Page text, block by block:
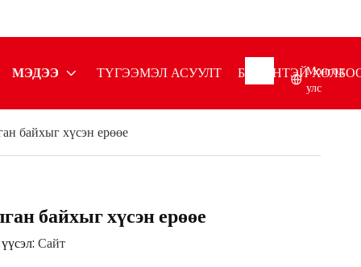
МЭДЭЭ ТҮГЭЭМЭЛ АСУУЛТ БИДЭНТЭЙМонгол
улс
байхыг хүсэн ерөөе
байхыг хүсэн ерөөе
Сайт